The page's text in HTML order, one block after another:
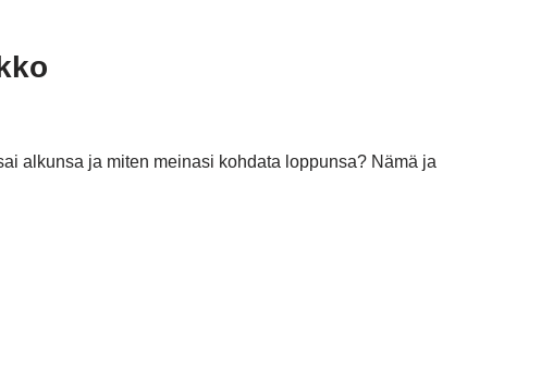
alkunsa ja miten meinasi kohdata loppunsa? Nämä ja